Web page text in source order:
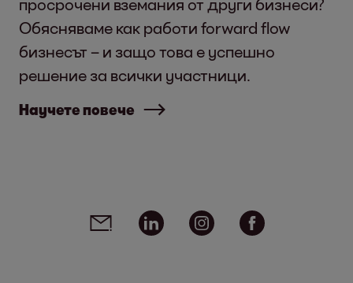
просрочени вземания от други бизнеси?
Обясняваме как работи forward flow
бизнесът – и защо това е успешно
решение за всички участници.
Научете повече
Social media links - share article
Email Linkedin Instagram